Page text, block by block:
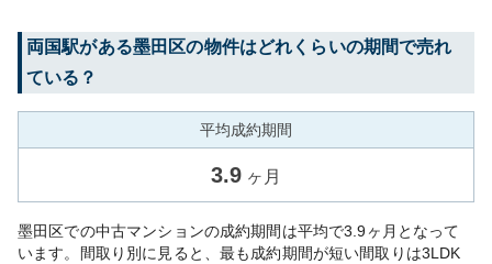
両国駅がある墨田区の物件はどれくらいの期間で売れ
ている？
平均成約期間
3.9 ヶ月
墨田区での中古マンションの成約期間は平均で3.9ヶ月となって
います。間取り別に見ると、最も成約期間が短い間取りは3LDK